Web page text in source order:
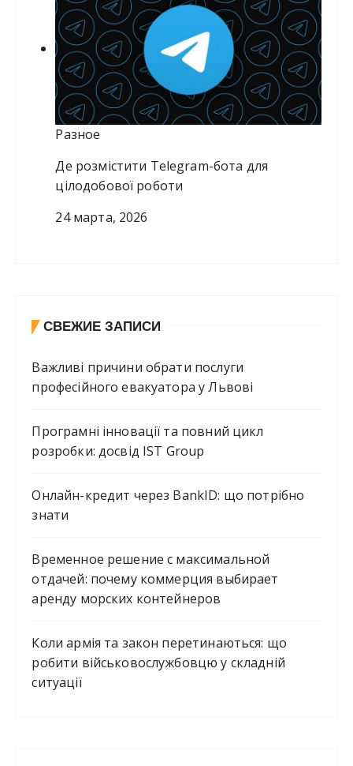
Разное
Де розмістити Telegram-бота для
цілодобової роботи
24 марта, 2026
СВЕЖИЕ ЗАПИСИ
Важливі причини обрати послуги
професійного евакуатора у Львові
Програмні інновації та повний цикл
розробки: досвід IST Group
Онлайн-кредит через BankID: що потрібно
знати
Временное решение с максимальной
отдачей: почему коммерция выбирает
аренду морских контейнеров
Коли армія та закон перетинаються: що
робити військовослужбовцю у складній
ситуації